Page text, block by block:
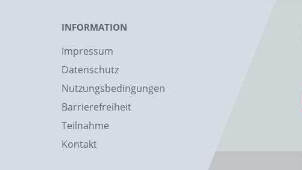
INFORMATION
Impressum
Datenschutz
Nutzungsbedingungen
Barrierefreiheit
Teilnahme
Kontakt